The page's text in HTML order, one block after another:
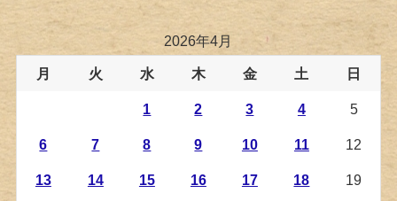
2026年4月
月 火 水 木 金 土 日
1 2 3 4 5
6 7 8 9 10 11 12
13 14 15 16 17 18 19